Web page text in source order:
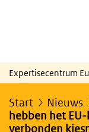
Expertisecentrum
Start Nieuws
hebben het
verbonden